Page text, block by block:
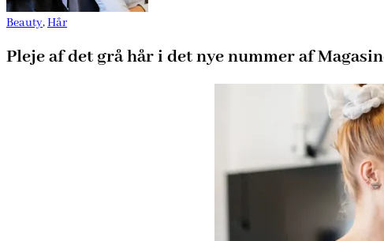
Beauty,Hår
Pleje af det grå hår i det nye nummer af